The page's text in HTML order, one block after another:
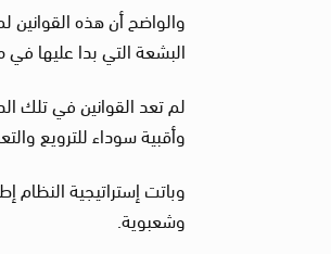
والواضح أن هذه
البشعة التي بدا عليها
لم تعد القوانين في تلك
وأقبية سوداء للترويع
وباتت إستراتيجية
وشعبوية.